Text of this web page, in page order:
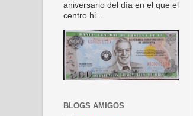
aniversario del día en el que el
centro hi...
BLOGS AMIGOS